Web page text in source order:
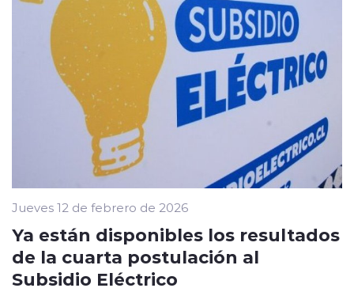
Jueves 12 de febrero de 2026
Ya están disponibles los resultados
de la cuarta postulación al
Subsidio Eléctrico